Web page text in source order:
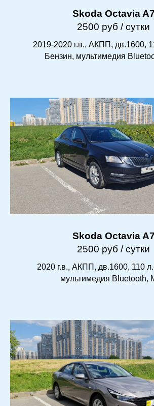
Skoda Octavia A7
2500 руб / сутки
2019-2020 г.в., АКПП, дв.1600,
Бензин, мультимедия
Skoda Octavia A7
2500 руб / сутки
2020 г.в., АКПП, дв.1600, 110
мультимедия Bluetooth,